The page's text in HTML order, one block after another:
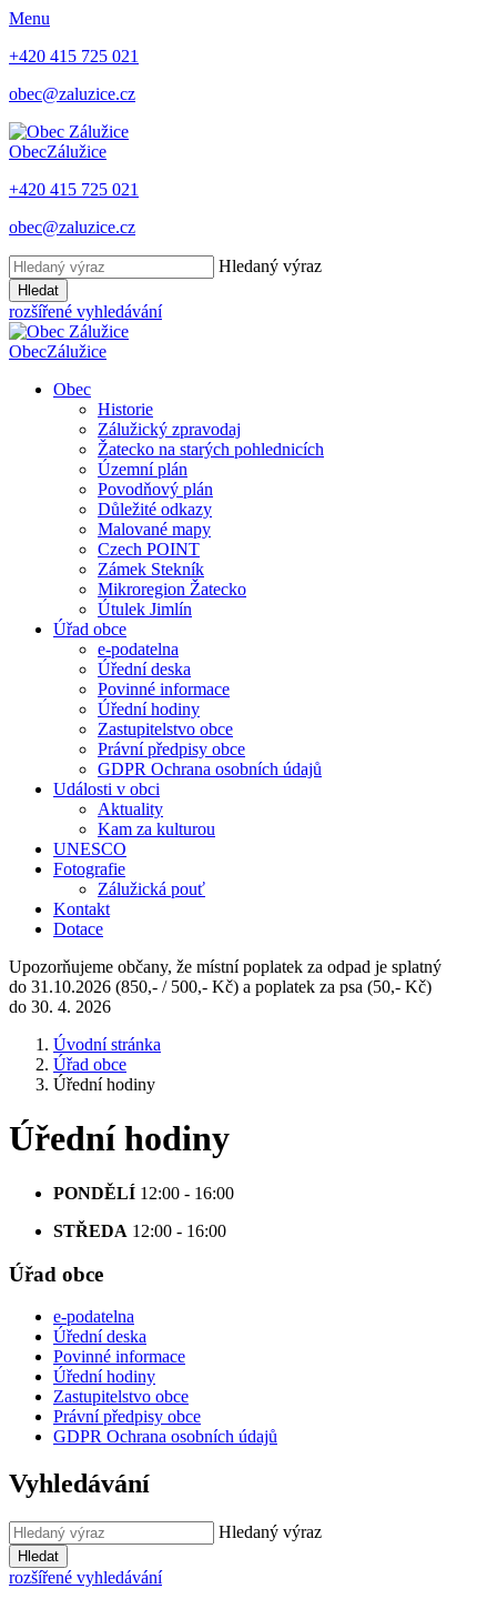
Menu
+420 415 725 021
obec@zaluzice.cz
ObecZálužice
+420 415 725 021
obec@zaluzice.cz
Hledaný výraz
Hledat
rozšířené vyhledávání
ObecZálužice
Obec
Historie
Zálužický zpravodaj
Žatecko na starých pohlednicích
Územní plán
Povodňový plán
Důležité odkazy
Malované mapy
Czech POINT
Zámek Stekník
Mikroregion Žatecko
Útulek Jimlín
Úřad obce
e-podatelna
Úřední deska
Povinné informace
Úřední hodiny
Zastupitelstvo obce
Právní předpisy obce
GDPR Ochrana osobních údajů
Události v obci
Aktuality
Kam za kulturou
UNESCO
Fotografie
Zálužická pouť
Kontakt
Dotace
Upozorňujeme občany, že místní poplatek za odpad je splatný
do 31.10.2026 (850,- / 500,- Kč) a poplatek za psa (50,- Kč)
do 30. 4. 2026
Úvodní stránka
Úřad obce
Úřední hodiny
Úřední hodiny
PONDĚLÍ 12:00 - 16:00
STŘEDA 12:00 - 16:00
Úřad obce
e-podatelna
Úřední deska
Povinné informace
Úřední hodiny
Zastupitelstvo obce
Právní předpisy obce
GDPR Ochrana osobních údajů
Vyhledávání
Hledaný výraz
Hledat
rozšířené vyhledávání